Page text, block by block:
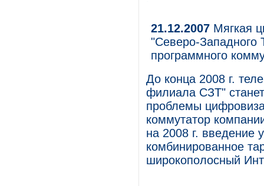
21.12.2007 Мягкая
"Северо-Западного
программного
До конца 2008 г.
филиала СЗТ"
проблемы
коммутатор
на 2008 г. введение
комбинированное
широкополосный